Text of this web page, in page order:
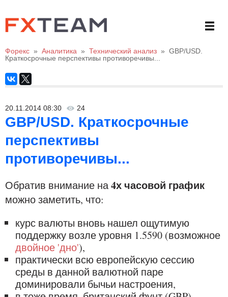
Форекс » Аналитика » Технический анализ » GBP/USD.
Краткосрочные перспективы противоречивы...
20.11.2014 08:30 24
GBP/USD. Краткосрочные
перспективы
противоречивы...
Обратив внимание на4х часовой график
можно заметить, что:
курс валюты вновь нашел ощутимую
поддержку возле уровня 1.5590 (возможное
двойное 'дно'),
практически всю европейскую сессию
среды в данной валютной паре
доминировали бычьи настроения,